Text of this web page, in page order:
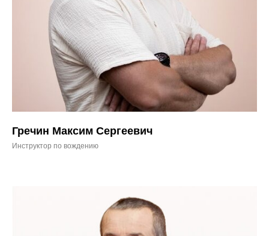
Гречин Максим Сергеевич
Инструктор по вождению